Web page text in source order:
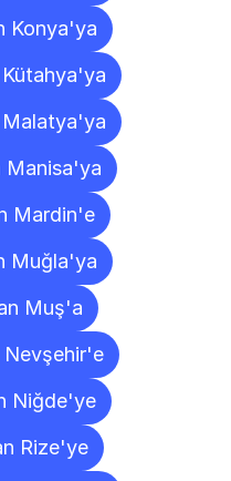
Konya'ya
Malatya'ya
Manisa'ya
Mardin'e
Muğla'ya
Muş'a
Nevşehir'e
Niğde'ye
Rize'ye